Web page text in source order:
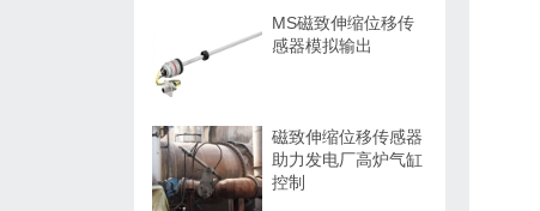
MS磁致伸缩位移传
感器模拟输出
磁致伸缩位移传感器
助力发电厂高炉气缸
控制